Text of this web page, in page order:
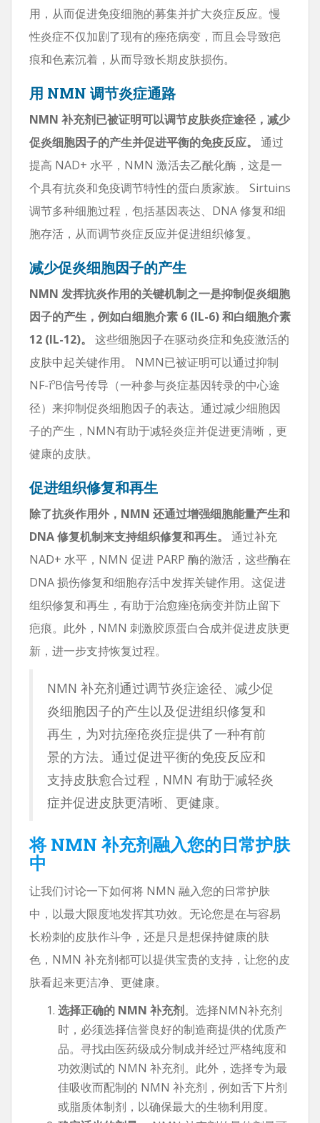
用，从而促进免疫细胞的募集并扩大炎症反应。慢
性炎症不仅加剧了现有的痤疮病变，而且会导致疤
痕和色素沉着，从而导致长期皮肤损伤。
用 NMN 调节炎症通路
NMN 补充剂已被证明可以调节皮肤炎症途径，减少
促炎细胞因子的产生并促进平衡的免疫反应。
通过
提高 NAD+ 水平，NMN 激活去乙酰化酶，这是一
个具有抗炎和免疫调节特性的蛋白质家族。 Sirtuins
调节多种细胞过程，包括基因表达、DNA 修复和细
胞存活，从而调节炎症反应并促进组织修复。
减少促炎细胞因子的产生
NMN 发挥抗炎作用的关键机制之一是抑制促炎细胞
因子的产生，例如白细胞介素 6 (IL-6) 和白细胞介素
12 (IL-12)。
这些细胞因子在驱动炎症和免疫激活的
皮肤中起关键作用。 NMN已被证明可以通过抑制
NF-îºB信号传导（一种参与炎症基因转录的中心途
径）来抑制促炎细胞因子的表达。通过减少细胞因
子的产生，NMN有助于减轻炎症并促进更清晰，更
健康的皮肤。
促进组织修复和再生
除了抗炎作用外，NMN 还通过增强细胞能量产生和
DNA 修复机制来支持组织修复和再生。
通过补充
NAD+ 水平，NMN 促进 PARP 酶的激活，这些酶在
DNA 损伤修复和细胞存活中发挥关键作用。这促进
组织修复和再生，有助于治愈痤疮病变并防止留下
疤痕。此外，NMN 刺激胶原蛋白合成并促进皮肤更
新，进一步支持恢复过程。
NMN 补充剂通过调节炎症途径、减少促
炎细胞因子的产生以及促进组织修复和
再生，为对抗痤疮炎症提供了一种有前
景的方法。通过促进平衡的免疫反应和
支持皮肤愈合过程，NMN 有助于减轻炎
症并促进皮肤更清晰、更健康。
将 NMN 补充剂融入您的日常护肤
中
让我们讨论一下如何将 NMN 融入您的日常护肤
中，以最大限度地发挥其功效。无论您是在与容易
长粉刺的皮肤作斗争，还是只是想保持健康的肤
色，NMN 补充剂都可以提供宝贵的支持，让您的皮
肤看起来更洁净、更健康。
选择正确的 NMN 补充剂。选择NMN补充剂
时，必须选择信誉良好的制造商提供的优质产
品。寻找由医药级成分制成并经过严格纯度和
功效测试的 NMN 补充剂。此外，选择专为最
佳吸收而配制的 NMN 补充剂，例如舌下片剂
或脂质体制剂，以确保最大的生物利用度。